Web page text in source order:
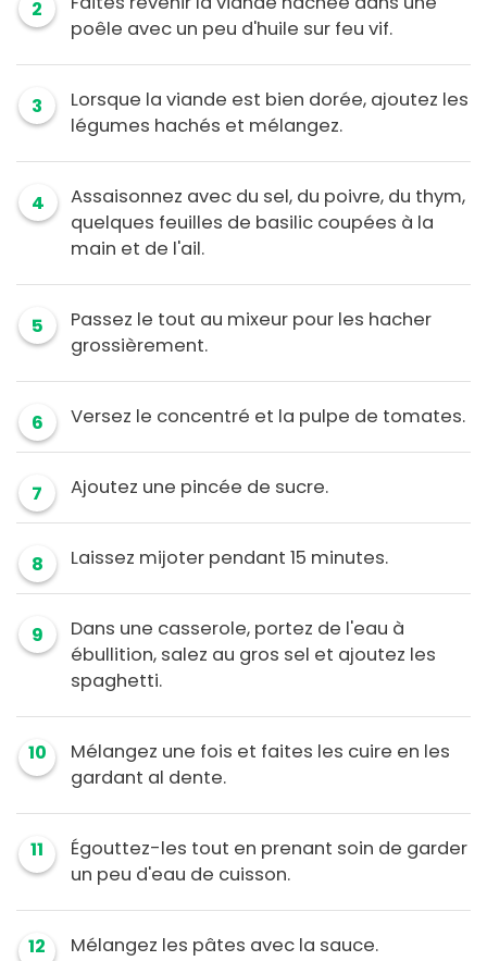
2
poêle avec un peu d'huile sur feu vif.
3
Lorsque la viande est bien dorée, ajoutez les
légumes hachés et mélangez.
4
Assaisonnez avec du sel, du poivre, du thym,
quelques feuilles de basilic coupées à la
main et de l'ail.
5
Passez le tout au mixeur pour les hacher
grossièrement.
6 Versez le concentré et la pulpe de tomates.
7 Ajoutez une pincée de sucre.
8 Laissez mijoter pendant 15 minutes.
9
Dans une casserole, portez de l'eau à
ébullition, salez au gros sel et ajoutez les
spaghetti.
10
Mélangez une fois et faites les cuire en les
gardant al dente.
11
Égouttez-les tout en prenant soin de garder
un peu d'eau de cuisson.
12 Mélangez les pâtes avec la sauce.